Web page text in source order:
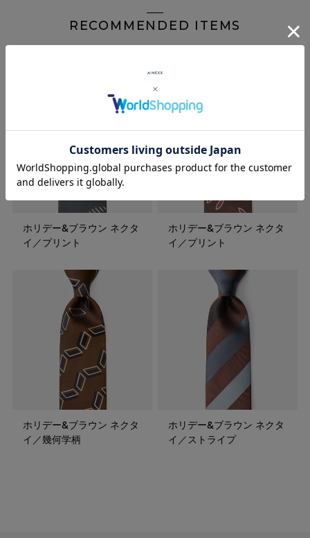
RECOMMENDED ITEMS
ホリデー&ブラウン ネクタ
イ／プリント
ホリデー&ブラウン ネクタ
イ／プリント
ホリデー&ブラウン ネクタ
イ／幾何学柄
ホリデー&ブラウン ネクタ
イ／ストライプ